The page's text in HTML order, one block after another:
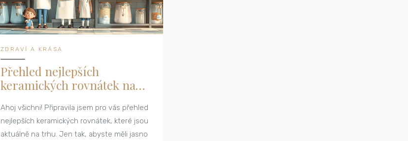
ZDRAVÍ A KRÁSA
Přehled nejlepších
keramických rovnátek na
Ahoj všichni! Připravila jsem pro vás přehled
nejlepších keramických rovnátek, které jsou
aktuálně na trhu. Jen tak, abyste měli jasno